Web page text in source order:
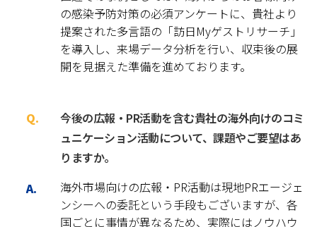
の感染予防対策の必須アンケートに、貴社より
提案された多言語の「訪日Myゲストリサーチ」
を導入し、来場データ分析を行い、収束後の展
開を見据えた準備を進めております。
今後の広報・PR活動を含む貴社の海外向けのコミ
ュニケーション活動について、課題やご要望はあ
りますか。
海外市場向けの広報・PR活動は現地PRエージェ
ンシーへの委託という手段もございますが、各
国ごとに事情が異なるため、実際にはノウハウ